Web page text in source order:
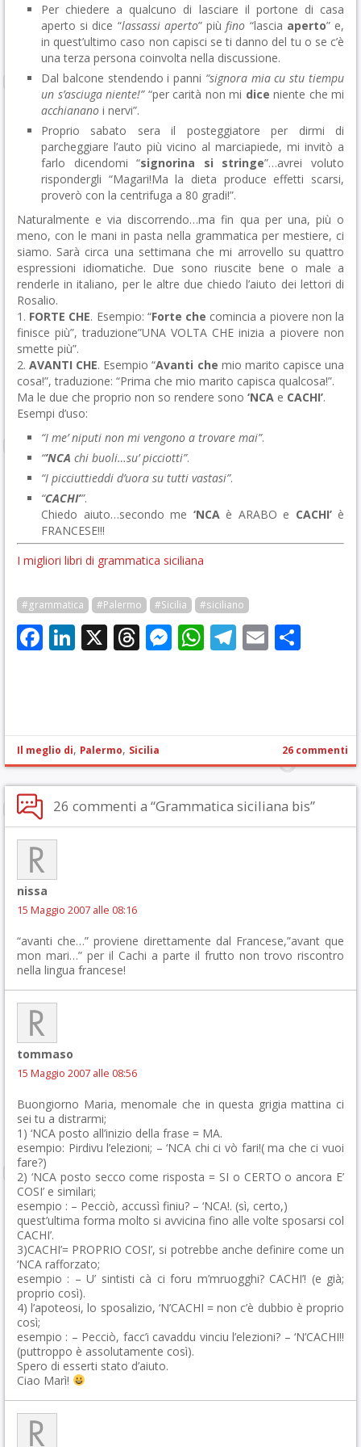
Per chiedere a qualcuno di lasciare il portone di casa
aperto si dice “lassassi aperto” piùfino “lascia aperto” e,
in quest’ultimo caso non capisci se ti danno del tu o se c’è
una terza persona coinvolta nella discussione.
Dal balcone stendendo i panni “signora mia cu stu tiempu
un s’asciuga niente!”“per carità non mi dice niente che mi
acchianano i nervi”.
Proprio sabato sera il posteggiatore per dirmi di
parcheggiare l’auto più vicino al marciapiede, mi invitò a
farlo dicendomi “signorina si stringe”…avrei voluto
rispondergli “Magari!Ma la dieta produce effetti scarsi,
proverò con la centrifuga a 80 gradi!”.
Naturalmente e via discorrendo…ma fin qua per una, più o
meno, con le mani in pasta nella grammatica per mestiere, ci
siamo. Sarà circa una settimana che mi arrovello su quattro
espressioni idiomatiche. Due sono riuscite bene o male a
renderle in italiano, per le altre due chiedo l’aiuto dei lettori di
Rosalio.
1. FORTE CHE. Esempio: “Forte che comincia a piovere non la
finisce più”, traduzione”UNA VOLTA CHE inizia a piovere non
smette più”.
2.AVANTI CHE. Esempio “Avanti che mio marito capisce una
cosa!”, traduzione: “Prima che mio marito capisca qualcosa!”.
Ma le due che proprio non so rendere sono ‘NCA e CACHI’.
Esempi d’uso:
“I me’ niputi non mi vengono a trovare mai”.
“’NCA chi buoli…su’ picciotti”.
“I picciuttieddi d’uora su tutti vastasi”.
“CACHI’”.
Chiedo aiuto…secondo me ‘NCAè ARABO e CACHI’è
FRANCESE!!!
I migliori libri di grammatica siciliana
#grammatica #Palermo #Sicilia #siciliano
Facebook
LinkedIn
X Threads
Messenger
WhatsApp
Telegram
Email
Il meglio di, Palermo, Sicilia 26 commenti
26 commenti a “Grammatica siciliana bis”
nissa
15 Maggio 2007 alle 08:16
“avanti che…” proviene direttamente dal Francese,”avant que
mon mari…” per il Cachi a parte il frutto non trovo riscontro
nella lingua francese!
tommaso
15 Maggio 2007 alle 08:56
Buongiorno Maria, menomale che in questa grigia mattina ci
sei tu a distrarmi;
1) ‘NCA posto all’inizio della frase = MA.
esempio: Pirdivu l’elezioni; – ‘NCA chi ci vò fari!( ma che ci vuoi
fare?)
2) ‘NCA posto secco come risposta = SI o CERTO o ancora E’
COSI’ e similari;
esempio : – Pecciò, accussì finiu? – ‘NCA!. (sì, certo,)
quest’ultima forma molto si avvicina fino alle volte sposarsi col
CACHI’.
3)CACHI’= PROPRIO COSI’, si potrebbe anche definire come un
‘NCA rafforzato;
esempio : – U’ sintisti cà ci foru m’mruogghi? CACHI’! (e già;
proprio così).
4) l’apoteosi, lo sposalizio, ‘N’CACHI = non c’è dubbio è proprio
così;
esempio : – Pecciò, facc’i cavaddu vinciu l’elezioni? – ‘N’CACHI!!
(puttroppo è assolutamente così).
Spero di esserti stato d’aiuto.
Ciao Marì!